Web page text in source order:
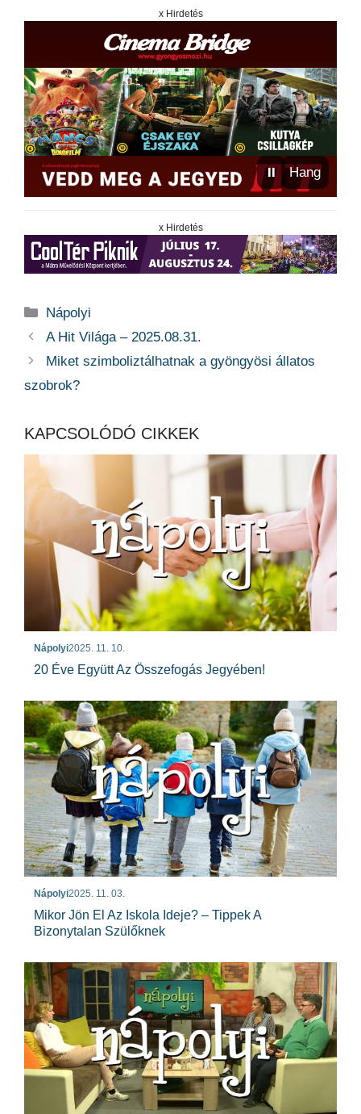
x Hirdetés
⏸ Hang
x Hirdetés
Kategória
Nápolyi
A Hit Világa – 2025.08.31.
Miket szimboliztálhatnak a gyöngyösi állatos
szobrok?
KAPCSOLÓDÓ CIKKEK
Nápolyi2025. 11. 10.
20 Éve Együtt Az Összefogás Jegyében!
Nápolyi2025. 11. 03.
Mikor Jön El Az Iskola Ideje? – Tippek A
Bizonytalan Szülőknek